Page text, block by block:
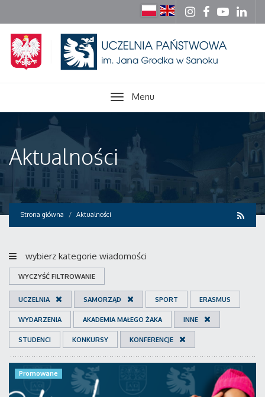
Menu
Aktualności
Strona główna Aktualności
wybierz kategorie wiadomości
WYCZYŚĆ FILTROWANIE
UCZELNIA SAMORZĄD SPORT ERASMUS
WYDARZENIA AKADEMIA MAŁEGO ŻAKA INNE
STUDENCI KONKURSY KONFERENCJE
Promowane